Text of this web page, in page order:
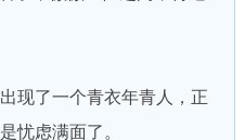
了一个青衣年青人，正
忧虑满面了。